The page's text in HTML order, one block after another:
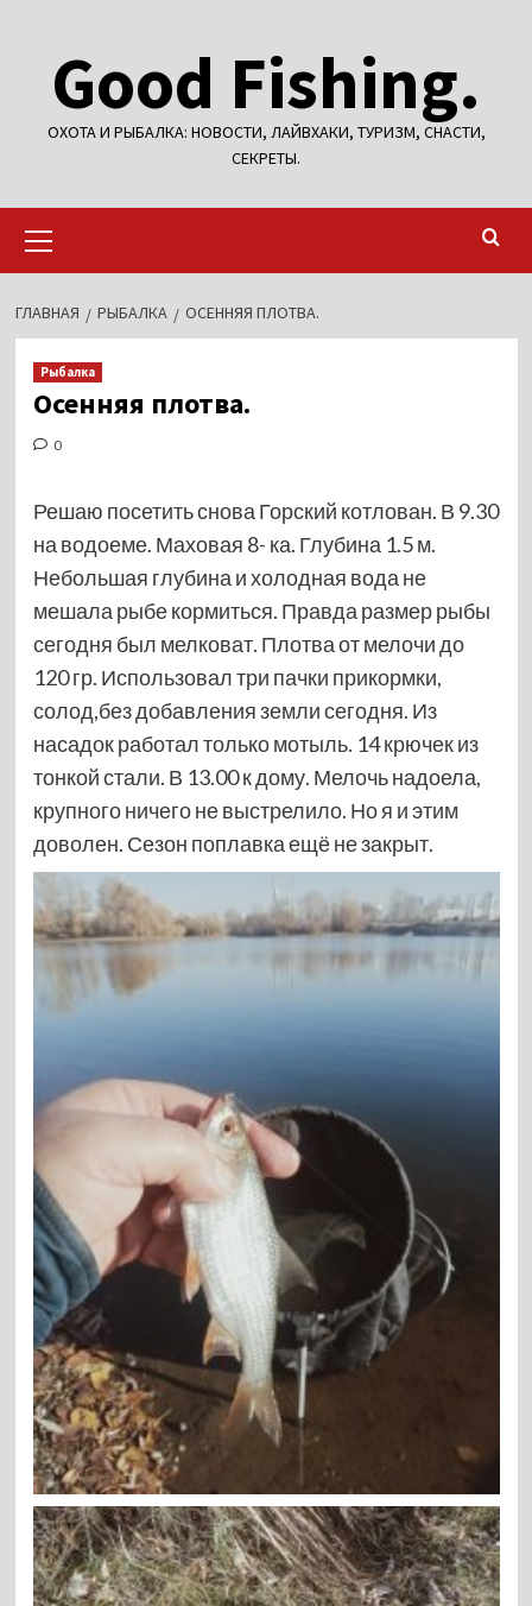
содержимому
Good Fishing.
ОХОТА И РЫБАЛКА: НОВОСТИ, ЛАЙВХАКИ, ТУРИЗМ, СНАСТИ,
СЕКРЕТЫ.
меню
ГЛАВНАЯ РЫБАЛКА ОСЕННЯЯ ПЛОТВА.
Рыбалка
Осенняя плотва.
0
Решаю посетить снова Горский котлован. В 9.30
на водоеме. Маховая 8- ка. Глубина 1.5 м.
Небольшая глубина и холодная вода не
мешала рыбе кормиться. Правда размер рыбы
сегодня был мелковат. Плотва от мелочи до
120 гр. Использовал три пачки прикормки,
солод,без добавления земли сегодня. Из
насадок работал только мотыль. 14 крючек из
тонкой стали. В 13.00 к дому. Мелочь надоела,
крупного ничего не выстрелило. Но я и этим
доволен. Сезон поплавка ещё не закрыт.